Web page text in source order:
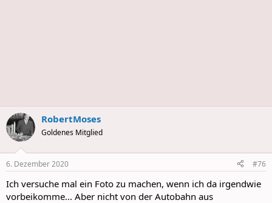
RobertMoses
Goldenes Mitglied
6. Dezember 2020 #76
Ich versuche mal ein Foto zu machen, wenn ich da irgendwie
vorbeikomme... Aber nicht von der Autobahn aus